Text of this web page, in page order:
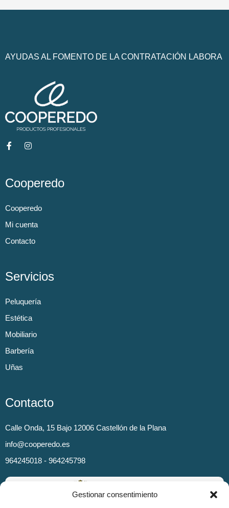
Gestionar consentimiento
AYUDAS AL FOMENTO DE LA CONTRATACIÓN LABORA
Cooperedo
Cooperedo
Mi cuenta
Contacto
Servicios
Peluquería
Estética
Mobiliario
Barbería
Uñas
Contacto
Calle Onda, 15 Bajo 12006 Castellón de la Plana
info@cooperedo.es
964245018 - 964245798